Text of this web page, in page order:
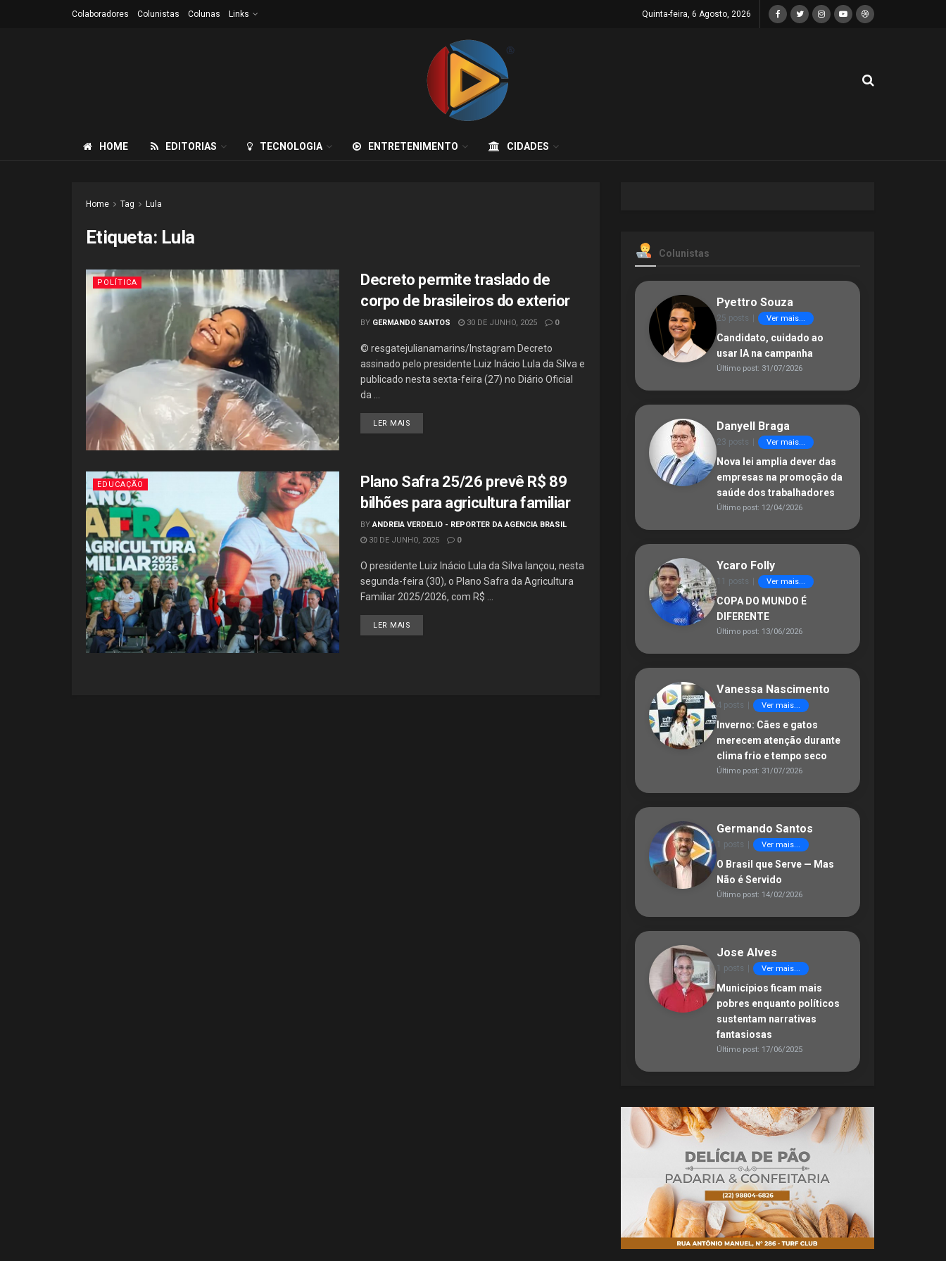
Colaboradores Colunistas Colunas Links Quinta-feira, 6 Agosto, 2026
HOME EDITORIAS TECNOLOGIA ENTRETENIMENTO CIDADES
Home Tag Lula
Etiqueta: Lula
POLÍTICA
Decreto permite traslado de
corpo de brasileiros do exterior
BY GERMANDO SANTOS 30 DE JUNHO, 2025 0
© resgatejulianamarins/Instagram Decreto
assinado pelo presidente Luiz Inácio Lula da Silva e
publicado nesta sexta-feira (27) no Diário Oficial
da ...
LER MAIS
EDUCAÇÃO
Plano Safra 25/26 prevê R$ 89
bilhões para agricultura familiar
BY ANDREIA VERDELIO - REPORTER DA AGENCIA BRASIL
30 DE JUNHO, 2025
0
O presidente Luiz Inácio Lula da Silva lançou, nesta
segunda-feira (30), o Plano Safra da Agricultura
Familiar 2025/2026, com R$ ...
LER MAIS
Colunistas
Pyettro Souza
25 posts Ver mais...
Candidato, cuidado ao
usar IA na campanha
Último post: 31/07/2026
Danyell Braga
23 posts Ver mais...
Nova lei amplia dever das
empresas na promoção da
saúde dos trabalhadores
Último post: 12/04/2026
Ycaro Folly
11 posts Ver mais...
COPA DO MUNDO É
DIFERENTE
Último post: 13/06/2026
Vanessa Nascimento
4 posts Ver mais...
Inverno: Cães e gatos
merecem atenção durante
clima frio e tempo seco
Último post: 31/07/2026
Germando Santos
1 posts Ver mais...
O Brasil que Serve — Mas
Não é Servido
Último post: 14/02/2026
Jose Alves
1 posts Ver mais...
Municípios ficam mais
pobres enquanto políticos
sustentam narrativas
fantasiosas
Último post: 17/06/2025